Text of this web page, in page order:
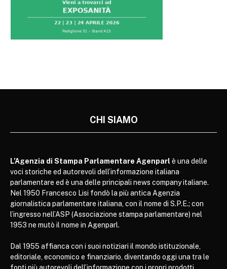
CHI SIAMO
L’Agenzia di Stampa Parlamentare Agenparl è una delle
voci storiche ed autorevoli dell’informazione italiana
parlamentare ed è una delle principali news company italiane.
Nel 1950 Francesco Lisi fondò la più antica Agenzia
giornalistica parlamentare italiana, con il nome di S.P.E.; con
l’ingresso nell’ASP (Associazione stampa parlamentare) nel
1953 ne mutò il nome in Agenparl.
Dal 1955 affianca con i suoi notiziari il mondo istituzionale,
editoriale, economico e finanziario, diventando oggi una tra le